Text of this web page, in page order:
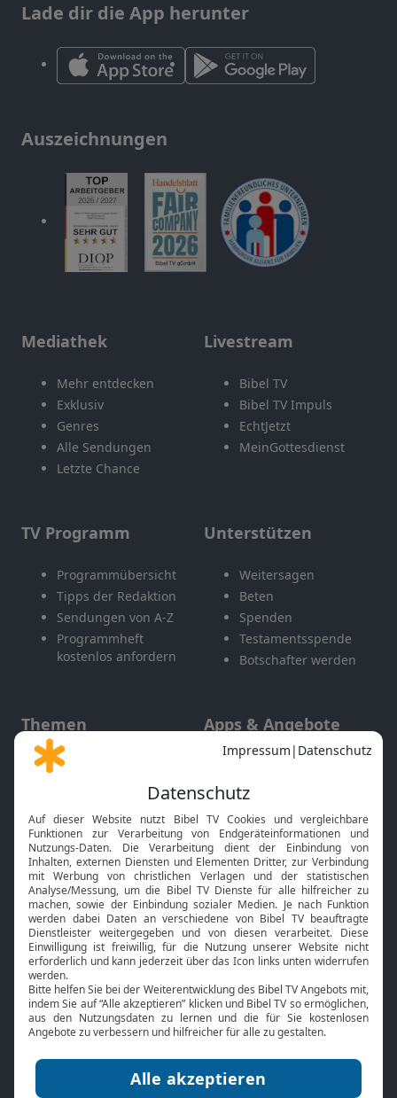
Lade dir die App herunter
Auszeichnungen
Mediathek
Mehr entdecken
Exklusiv
Genres
Alle Sendungen
Letzte Chance
Livestream
Bibel TV
Bibel TV Impuls
EchtJetzt
MeinGottesdienst
TV Programm
Programmübersicht
Tipps der Redaktion
Sendungen von A-Z
Programmheft
kostenlos anfordern
Unterstützen
Weitersagen
Beten
Spenden
Testamentsspende
Botschafter werden
Themen
Gott und Bibel erklärt
Neuigkeiten
Apps & Angebote
Mobile App
Smart TV
HbbTV
Bibelthek Online-Bibel
Nächster Gottesdienst
Bibel TV
Über uns
Jobs
Mediadaten
Service
Kontakt
TV-Empfang